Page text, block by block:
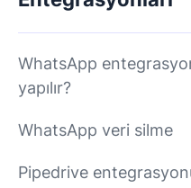
WhatsApp
yapılır?
WhatsApp veri silme
Pipedrive